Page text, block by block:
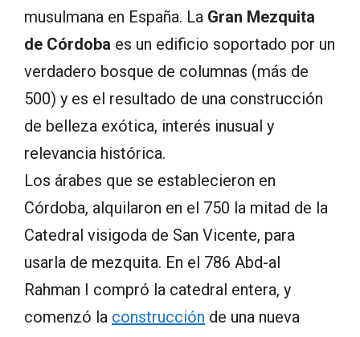
musulmana en España. La Gran Mezquita
de Córdoba es un edificio soportado por un
verdadero bosque de columnas (más de
500) y es el resultado de una construcción
de belleza exótica, interés inusual y
relevancia histórica.
Los árabes que se establecieron en
Córdoba, alquilaron en el 750 la mitad de la
Catedral visigoda de San Vicente, para
usarla de mezquita. En el 786 Abd-al
Rahman I compró la catedral entera, y
comenzó la construcción de una nueva